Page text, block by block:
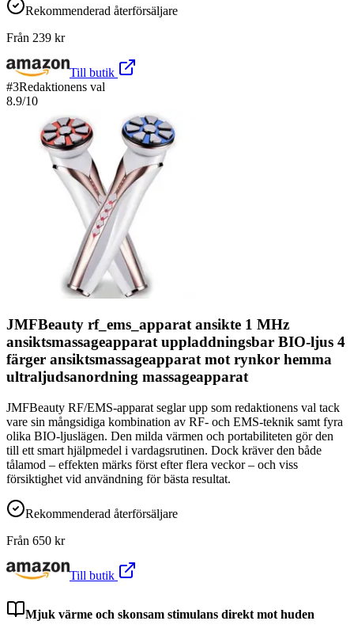
Rekommenderad återförsäljare
Från 239 kr
Till butik
#3Redaktionens val
8.9/10
JMFBeauty rf_ems_apparat ansikte 1 MHz
ansiktsmassageapparat uppladdningsbar BIO-ljus 4
färger ansiktsmassageapparat mot rynkor hemma
ultraljudsanordning massageapparat
JMFBeauty RF/EMS-apparat seglar upp som redaktionens val tack
vare sin mångsidiga kombination av RF- och EMS-teknik samt fyra
olika BIO-ljuslägen. Den milda värmen och portabiliteten gör den
till ett smart hjälpmedel i vardagsrutinen. Dock kräver den både
tålamod – effekten märks först efter flera veckor – och viss
försiktighet vid användning för bästa resultat.
Rekommenderad återförsäljare
Från 650 kr
Till butik
Mjuk värme och skonsam stimulans direkt mot huden